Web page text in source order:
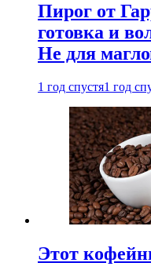
Пирог от
готовка и
Не для
1 год спустя1 год
Этот